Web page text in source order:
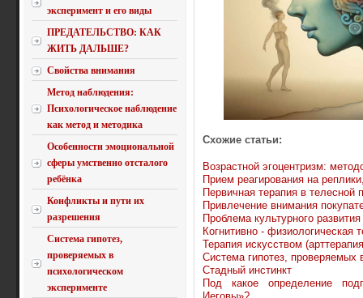
эксперимент и его виды
ПРЕДАТЕЛЬСТВО: КАК
ЖИТЬ ДАЛЬШЕ?
Свойства внимания
Метод наблюдения:
Психологическое наблюдение
как метод и методика
Особенности эмоциональной
сферы умственно отсталого
ребёнка
Конфликты и пути их
разрешения
Система гипотез,
проверяемых в
психологическом
эксперименте
Схожие статьи:
Возрастной эгоцентризм:
Прием реагирования на
Первичная терапия в телесной
Привлечение внимания
Проблема культурного
Когнитивно - физиологическая
Терапия искусством
Система гипотез, проверяемых
Стадный инстинкт
Под какое определение